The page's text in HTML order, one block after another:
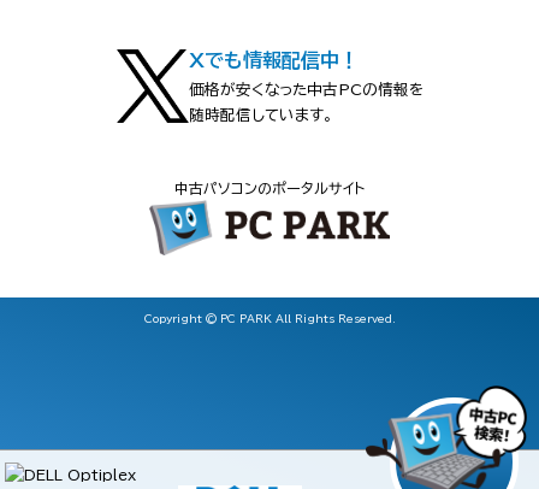
Xでも情報配信中！
価格が安くなった中古PCの情報を
随時配信しています。
中古パソコンのポータルサイト
Copyright © PC PARK All Rights Reserved.